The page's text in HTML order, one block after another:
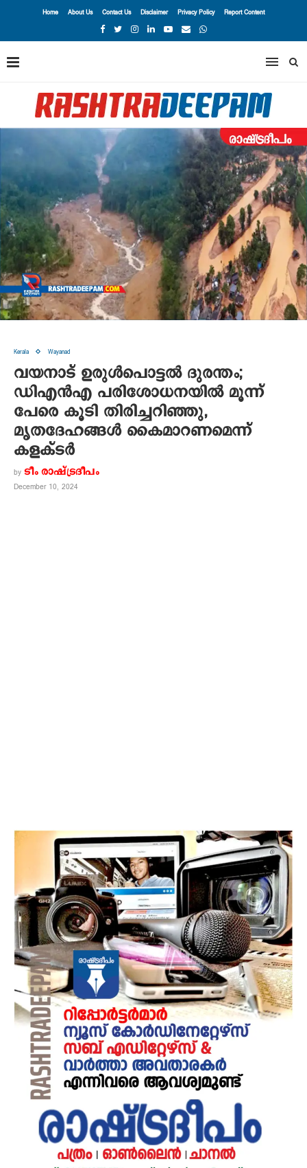
Home About Us Contact Us Disclaimer Privacy Policy Report Content
Kerala Wayanad
വയനാട് ഉരുൾപൊട്ടൽ ദുരന്തം;
‌ഡിഎൻഎ പരിശോധനയില്‍ മൂന്ന്
പേരെ കൂടി തിരിച്ചറിഞ്ഞു,
മൃതദേഹങ്ങൾ കൈമാറണമെന്ന്
കളക്ടർ
by ടീം രാഷ്ട്രദീപം
December 10, 2024